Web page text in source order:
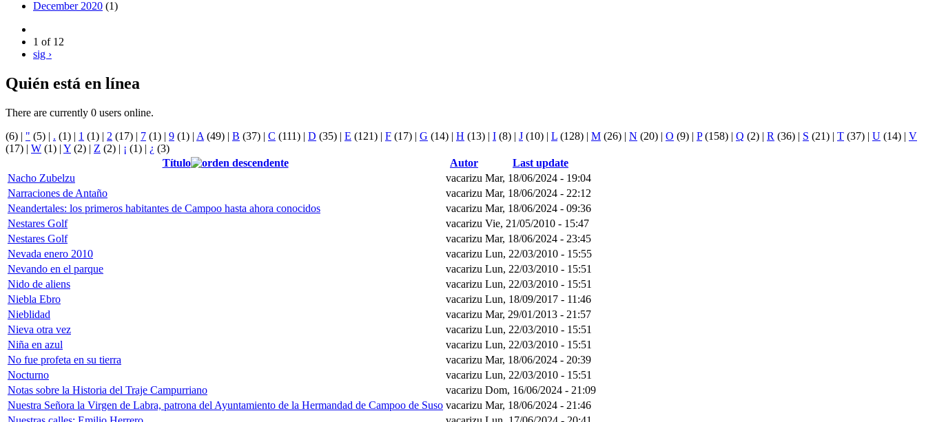
December 2020 (1)
1 of 12
sig ›
Quién está en línea
There are currently 0 users online.
(6) | " (5) | . (1) | 1 (1) | 2 (17) | 7 (1) | 9 (1) | A (49) | B (37) | C (111) | D (35) | E (121) | F (17) | G (14) | H (13) | I (8) | J (10) | L (128) | M (26) | N (20) | O (9) | P(158) | Q (2) | R (36) | S (21) | T (37) | U (14) | V
(17) | W (1) | Y (2) | Z (2) | ¡ (1) | ¿ (3)
Título
Autor
Last update
Nacho Zubelzu
vacarizu Mar, 18/06/2024 - 19:04
Narraciones de Antaño
vacarizu Mar, 18/06/2024 - 22:12
Neandertales: los primeros habitantes de Campoo hasta ahora conocidos
vacarizu Mar, 18/06/2024 - 09:36
Nestares Golf
vacarizu Vie, 21/05/2010 - 15:47
Nestares Golf
vacarizu Mar, 18/06/2024 - 23:45
Nevada enero 2010
vacarizu Lun, 22/03/2010 - 15:55
Nevando en el parque
vacarizu Lun, 22/03/2010 - 15:51
Nido de aliens
vacarizu Lun, 22/03/2010 - 15:51
Niebla Ebro
vacarizu Lun, 18/09/2017 - 11:46
Nieblidad
vacarizu Mar, 29/01/2013 - 21:57
Nieva otra vez
vacarizu Lun, 22/03/2010 - 15:51
Niña en azul
vacarizu Lun, 22/03/2010 - 15:51
No fue profeta en su tierra
vacarizu Mar, 18/06/2024 - 20:39
Nocturno
vacarizu Lun, 22/03/2010 - 15:51
Notas sobre la Historia del Traje Campurriano
vacarizu Dom, 16/06/2024 - 21:09
Nuestra Señora la Virgen de Labra, patrona del Ayuntamiento de la Hermandad de Campoo de Suso vacarizu Mar, 18/06/2024 - 21:46